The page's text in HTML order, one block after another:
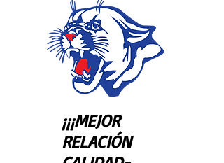
¡¡¡MEJOR
RELACIÓN